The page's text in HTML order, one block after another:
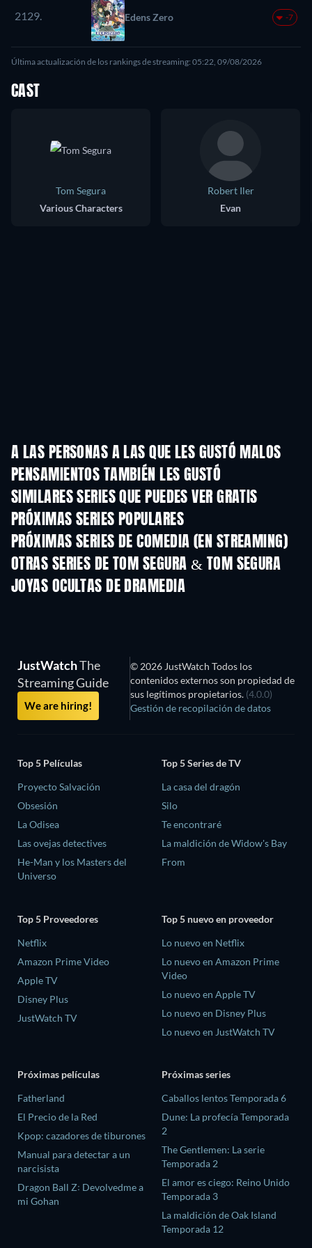
2129. Edens Zero -7
Última actualización de los rankings de streaming: 05:22, 09/08/2026
CAST
Tom Segura
Various Characters
Robert Iler
Evan
A LAS PERSONAS A LAS QUE LES GUSTÓ MALOS
PENSAMIENTOS TAMBIÉN LES GUSTÓ
TV TV
SIMILARES SERIES QUE PUEDES VER GRATIS
TV TV
PRÓXIMAS SERIES POPULARES
TV
PRÓXIMAS SERIES DE COMEDIA (EN STREAMING)
Temporada 6 Temporada 2
OTRAS SERIES DE TOM SEGURA & TOM SEGURA
JOYAS OCULTAS DE DRAMEDIA
JustWatchThe
Streaming Guide
We are hiring!
© 2026 JustWatch Todos los
contenidos externos son propiedad de
sus legítimos propietarios. (4.0.0)
Gestión de recopilación de datos
Top 5 Películas
Proyecto Salvación
Obsesión
La Odisea
Las ovejas detectives
He-Man y los Masters del
Universo
Top 5 Series de TV
La casa del dragón
Silo
Te encontraré
La maldición de Widow's Bay
From
Top 5 Proveedores
Netflix
Amazon Prime Video
Apple TV
Disney Plus
JustWatch TV
Top 5 nuevo en proveedor
Lo nuevo en Netflix
Lo nuevo en Amazon Prime
Video
Lo nuevo en Apple TV
Lo nuevo en Disney Plus
Lo nuevo en JustWatch TV
Próximas películas
Fatherland
El Precio de la Red
Kpop: cazadores de tiburones
Manual para detectar a un
narcisista
Dragon Ball Z꞉ Devolvedme a
mi Gohan
Próximas series
Caballos lentos Temporada 6
Dune: La profecía Temporada
2
The Gentlemen: La serie
Temporada 2
El amor es ciego: Reino Unido
Temporada 3
La maldición de Oak Island
Temporada 12